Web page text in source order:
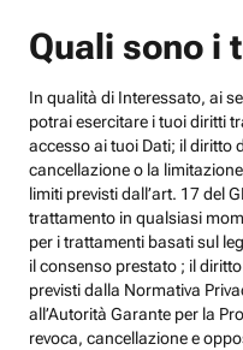
Quali sono i
In qualità di Interessato, ai
potrai esercitare i tuoi diritti
accesso ai tuoi Dati; il diritto
cancellazione o la
limiti previsti dall’art. 17 del
trattamento in qualsiasi
per i trattamenti basati sul
il consenso prestato ; il
previsti dalla Normativa
all’Autorità Garante per la
revoca, cancellazione e